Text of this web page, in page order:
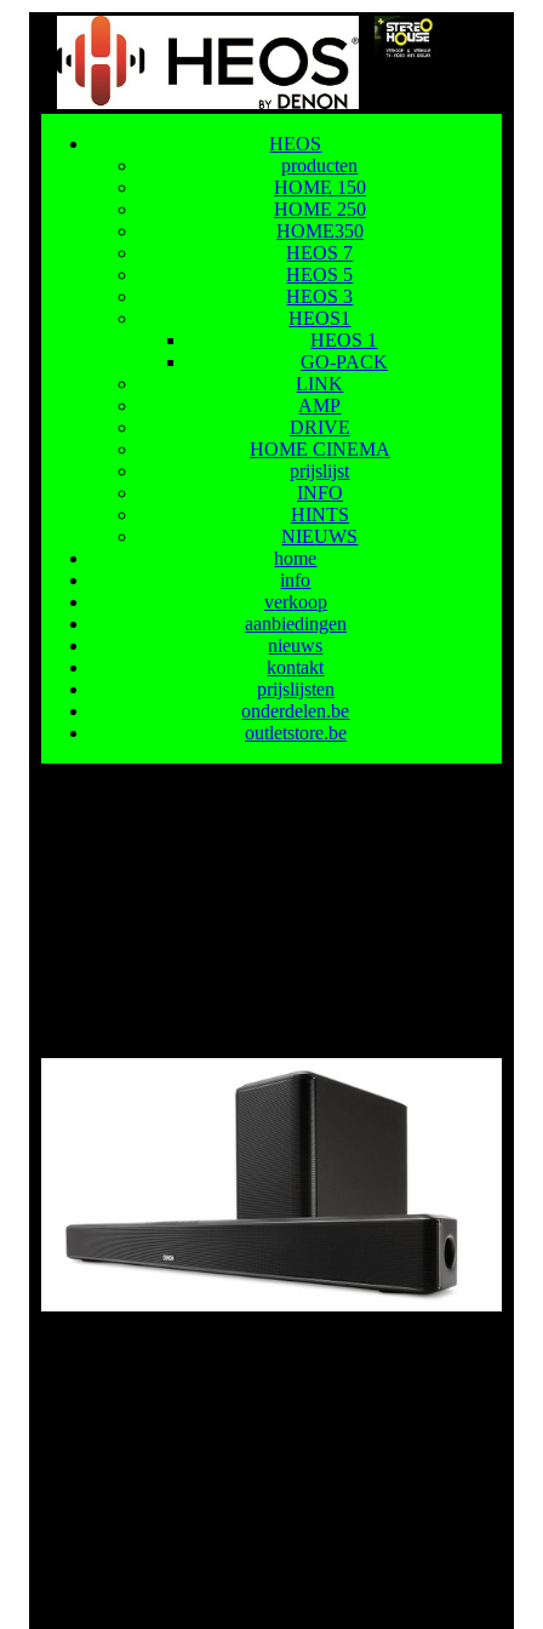
HEOS
producten
HOME 150
HOME 250
HOME350
HEOS 7
HEOS 5
HEOS 3
HEOS1
HEOS 1
GO-PACK
LINK
AMP
DRIVE
HOME CINEMA
prijslijst
INFO
HINTS
NIEUWS
home
info
verkoop
aanbiedingen
nieuws
kontakt
prijslijsten
onderdelen.be
outletstore.be